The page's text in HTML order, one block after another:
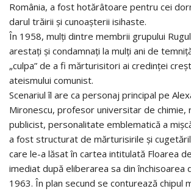
România, a fost hotărâtoare pentru cei
darul trăirii şi cunoaşterii isihaste.
În 1958, mulţi dintre membrii grupului
arestaţi şi condamnaţi la mulţi ani de
„culpa” de a fi mărturisitori ai credinţei
ateismului comunist.
Scenariul îl are ca personaj principal pe
Mironescu, profesor universitar de chimie,
publicist, personalitate emblematică a
a fost structurat de mărturisirile şi
care le-a lăsat în cartea intitulată Floarea
imediat după eliberarea sa din închisoarea
1963. În plan secund se conturează chipul